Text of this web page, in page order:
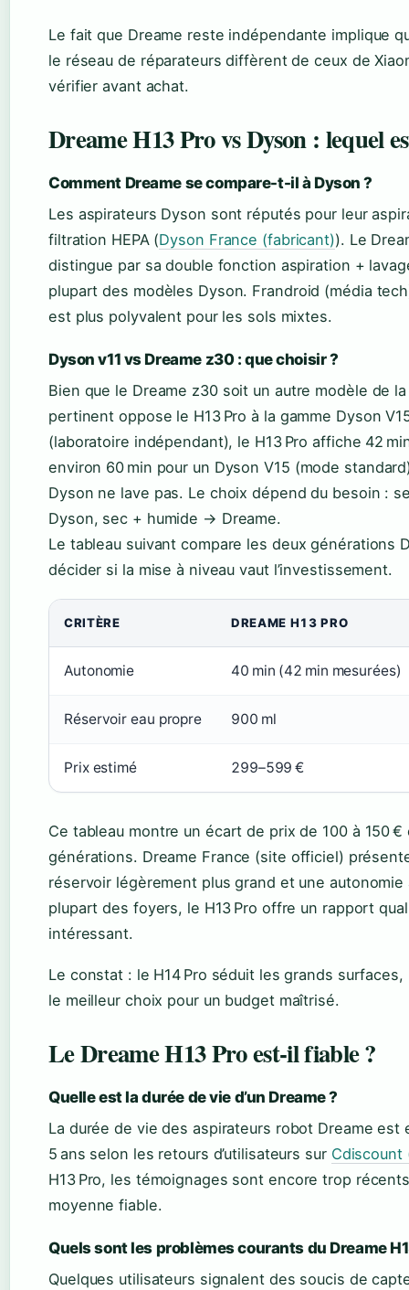
Le fait que Dreame reste indépendante implique
le réseau de réparateurs diffèrent de ceux de
vérifier avant achat.
Dreame H13 Pro vs Dyson : lequel
Comment Dreame se compare-t-il à Dyson ?
Les aspirateurs Dyson sont réputés pour leur
filtration HEPA (Dyson France (fabricant)). Le
distingue par sa double fonction aspiration +
plupart des modèles Dyson. Frandroid (média
est plus polyvalent pour les sols mixtes.
Dyson v11 vs Dreame z30 : que choisir ?
Bien que le Dreame z30 soit un autre modèle de
pertinent oppose le H13 Pro à la gamme Dyson
(laboratoire indépendant), le H13 Pro affiche 42
environ 60 min pour un Dyson V15 (mode
Dyson ne lave pas. Le choix dépend du besoin :
Dyson, sec + humide → Dreame.
Le tableau suivant compare les deux générations
décider si la mise à niveau vaut l’investissement.
Comparaison Dreame H13 Pro vs H14 Pro
CRITÈRE DREAME H13 PRO
Autonomie 40 min (42 min mesurées)
Réservoir eau propre 900 ml
Prix estimé 299–599 €
Ce tableau montre un écart de prix de 100 à 150
générations. Dreame France (site officiel)
réservoir légèrement plus grand et une autonomie
plupart des foyers, le H13 Pro offre un rapport
intéressant.
Le constat : le H14 Pro séduit les grands surfaces,
le meilleur choix pour un budget maîtrisé.
Le Dreame H13 Pro est-il fiable ?
Quelle est la durée de vie d’un Dreame ?
La durée de vie des aspirateurs robot Dreame
5 ans selon les retours d’utilisateurs sur Cdiscount
H13 Pro, les témoignages sont encore trop
moyenne fiable.
Quels sont les problèmes courants du Dreame
Quelques utilisateurs signalent des soucis de